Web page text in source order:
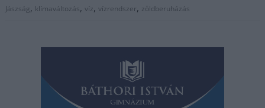
Jászság, klímaváltozás,víz,vízrendszer, zöldberuházás